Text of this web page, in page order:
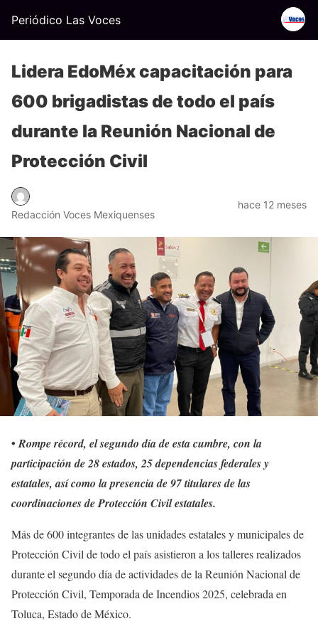
Periódico Las Voces
Lidera EdoMéx capacitación para
600 brigadistas de todo el país
durante la Reunión Nacional de
Protección Civil
Redacción Voces Mexiquenses
hace 12 meses
•Rompe récord, el segundo día de esta cumbre, con la
participación de 28 estados, 25 dependencias federales y
estatales, así como la presencia de 97 titulares de las
coordinaciones de Protección Civil estatales.
Más de 600 integrantes de las unidades estatales y municipales de
Protección Civil de todo el país asistieron a los talleres realizados
durante el segundo día de actividades de la Reunión Nacional de
Protección Civil, Temporada de Incendios 2025, celebrada en
Toluca, Estado de México.